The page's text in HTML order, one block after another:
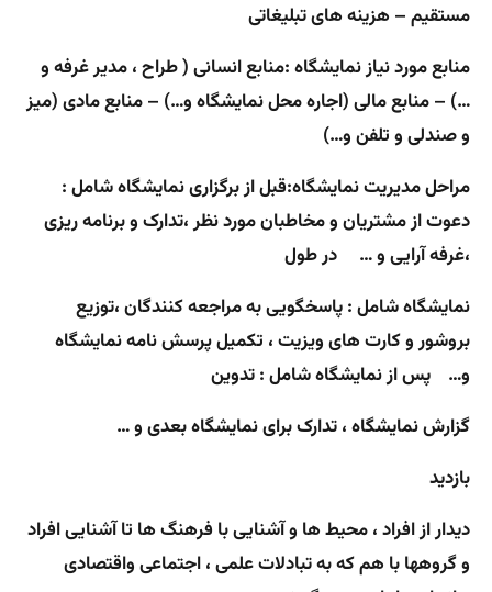
مستقیم– هزینه های تبلیغاتی
منابع مورد نیاز نمایشگاه :منابع انسانی ( طراح ، مدیر غرفه و
…)
–منابع مالی (اجاره محل نمایشگاه و…) –منابع مادی (میز
و صندلی و تلفن و…)
مراحل مدیریت نمایشگاه:قبل از برگزاری نمایشگاه شامل :
دعوت از مشتریان و مخاطبان مورد نظر ،‌تدارک و برنامه ریزی
،غرفه آرایی و … در طول
نمایشگاه شامل : پاسخگویی به مراجعه کنندگان ،‌توزیع
بروشور و کارت های ویزیت ، تکمیل پرسش نامه نمایشگاه
و… پس از نمایشگاه شامل : تدوین
گزارش نمایشگاه ، تدارک برای نمایشگاه بعدی و …
بازدید
دیدار از افراد ، ‌محیط ها و آشنایی با فرهنگ ها تا آشنایی افراد
و گروهها با هم که به تبادلات علمی ، اجتماعی و‌اقتصادی